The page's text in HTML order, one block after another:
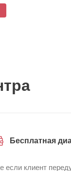
Бесплатная
если клиент